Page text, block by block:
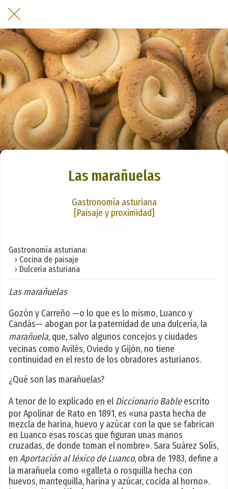
Las marañuelas
Gastronomía asturiana
[Paisaje y proximidad]
Gastronomía asturiana:
› Cocina de paisaje
› Dulcería asturiana
Las marañuelas
Gozón y Carreño —o lo que es lo mismo, Luanco y
Candás— abogan por la paternidad de una dulcería, la
marañuela, que, salvo algunos concejos y ciudades
vecinas como Avilés, Oviedo y Gijón, no tiene
continuidad en el resto de los obradores asturianos.
¿Qué son las marañuelas?
A tenor de lo explicado en el Diccionario Bableescrito
por Apolinar de Rato en 1891, es «una pasta hecha de
mezcla de harina, huevo y azúcar con la que se fabrican
en Luanco esas roscas que figuran unas manos
cruzadas, de donde toman el nombre». Sara Suárez Solís,
en Aportación al léxico de Luanco, obra de 1983, define a
la marañuela como «galleta o rosquilla hecha con
huevos, mantequilla, harina y azúcar, cocida al horno».